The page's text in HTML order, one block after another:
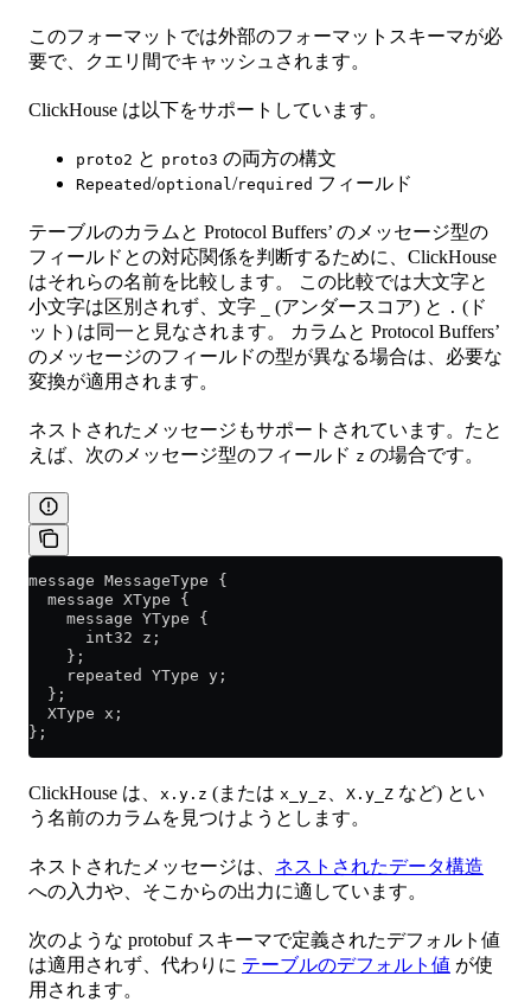
このフォーマットでは外部のフォーマットスキーマが必
要で、クエリ間でキャッシュされます。
ClickHouse は以下をサポートしています。
proto2 と proto3 の両方の構文
Repeated/optional/required フィールド
テーブルのカラムと Protocol Buffers’ のメッセージ型の
フィールドとの対応関係を判断するために、ClickHouse
はそれらの名前を比較します。 この比較では大文字と
小文字は区別されず、文字
(アンダースコア) と . (ド
ット) は同一と見なされます。 カラムと Protocol Buffers’
のメッセージのフィールドの型が異なる場合は、必要な
変換が適用されます。
ネストされたメッセージもサポートされています。たと
えば、次のメッセージ型のフィールド z の場合です。
message MessageType {
  message XType {
    message YType {
      int32 z;
    };
    repeated YType y;
  };
  XType x;
};
ClickHouse は、 x.y.z (または x_y_z X.y_Z など) とい
う名前のカラムを見つけようとします。
ネストされたメッセージは、 ネストされたデータ構造
への入力や、そこからの出力に適しています。
次のような protobuf スキーマで定義されたデフォルト値
は適用されず、代わりに テーブルのデフォルト値 が使
用されます。